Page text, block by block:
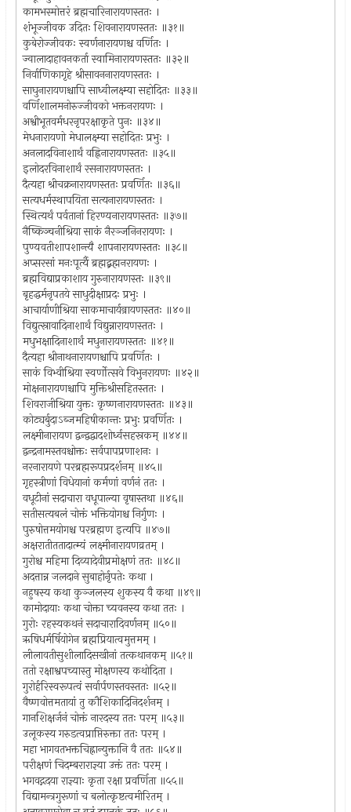
कामभस्मोत्तरं ब्रह्मचारिनारायणस्ततः ।
शंभूज्जीवक उदितः शिवनारायणस्ततः ॥३१॥
कुबेरोज्जीवकः स्वर्णनारायणश्च वर्णितः ।
ज्वालादाहावनकर्ता स्वामिनारायणस्ततः ॥३२॥
निर्वाणिकागृहे श्रीसावननारायणस्ततः ।
साघुनारायणश्चापि साध्वीलक्ष्म्या सहोदितः ॥३३॥
वर्णिशालमनोरुज्जीवको भक्तनरायणः ।
अश्वीभूतवर्मधरनृपरक्षाकृते पुनः ॥३४॥
मेधनारायणो मेधालक्ष्म्या सहोदितः प्रभुः ।
अनलादविनाशार्थं वह्निनारायणस्ततः ॥३५॥
इलोदरविनाशार्थं रसनारायणस्ततः ।
दैत्यहा श्रीचक्रनारायणस्ततः प्रवर्णितः ॥३६॥
सत्यधर्मस्थापयिता सत्यनारायणस्ततः ।
स्थित्यर्थं पर्वतानां हिरण्यनारायणस्ततः ॥३७॥
नैष्किञ्चनीश्रिया साकं नैरञ्जनिनरायणः ।
पुण्यवतीशापशान्त्यै शापनारायणस्ततः ॥३८॥
अप्सरसां मनःपूर्त्यै ब्रह्मद्ब्रह्मनरायणः ।
ब्रह्मविद्याप्रकाशाय गुरुनारायणस्तः ॥३९॥
बृहद्धर्मनृपतये साधुदीक्षाप्रदः प्रभुः ।
आचार्याणीश्रिया साकमाचार्यन्रायणस्ततः ॥४०॥
विद्युत्स्रावादिनाशार्थं विद्युन्नारायणस्ततः ।
मधुभक्षादिनाशार्थं मधुनारायणस्ततः ॥४१॥
दैत्यहा श्रीनाथनारायणश्चापि प्रवर्णितः ।
साकं विभ्वीश्रिया स्वर्णोत्सवे विभुनरायणः ॥४२॥
मोक्षनारायणश्चापि मुक्तिश्रीसहितस्ततः ।
शिवराजीश्रिया युक्तः कृष्णनारायणस्ततः ॥४३॥
कोट्यर्बुदाऽब्जमहिषीकान्तः प्रभुः प्रवर्णितः ।
लक्ष्मीनारायण द्वन्द्वद्वादशोर्ध्वसहस्रकम् ॥४४॥
द्वन्द्रनामस्तवश्चोक्तः सर्वपापप्रणाशनः ।
नरनारायणे परब्रह्मरूपप्रदर्शनम् ॥४५॥
गृहस्त्रीणां विधेयानां कर्मणां वर्णनं ततः ।
वधूटीनां सदाचारा वधूपाल्या वृषास्तथा ॥४६॥
सतीसत्यबलं चोक्तं भक्तियोगश्च निर्गुणः ।
पुरुषोत्तमयोगश्च परब्रह्मण इत्यपि ॥४७॥
अक्षरातीततादात्म्यं लक्ष्मीनारायणव्रतम् ।
गुरोश्च महिमा दिव्यादेवीप्रमोक्षणं ततः ॥४८॥
अदत्तान्न जलदाने सुबाहोर्नृपतेः कथा ।
नहुषस्य कथा कुञ्जलस्य शुकस्य वै कथा ॥४९॥
कामोदायाः कथा चोक्ता च्यवनस्य कथा ततः ।
गुरोः रहस्यकथनं सदाचारादिवर्णनम् ॥५०॥
ऋषिधर्मर्षियोगेन ब्रह्मप्रियात्वमुत्तमम् ।
लीलावतीसुशीलादिसखीनां तत्कथानकम् ॥५१॥
ततो रक्षाश्वपच्यास्तु मोक्षणस्य कथोदिता ।
गुरोर्हरिस्वरूपत्वं सर्वार्पणस्तवस्ततः ॥५२॥
वैष्णवोत्तमतायां तु कौशिकादिनिदर्शनम् ।
गानशिक्षर्जनं चोक्तं नारदस्य ततः परम् ॥५३॥
उलूकस्य गरुडत्वप्राप्तिरुक्ता ततः परम् ।
महा भागवतभक्तचिह्नान्युक्तानि वै ततः ॥५४॥
परीक्षणं चिदम्बराराज्ञ्या उक्तं ततः परम् ।
भगवद्गदया राज्ञ्याः कृता रक्षा प्रवर्णिता ॥५५॥
विद्यामन्त्रगुरूणां च बलोत्कृष्टत्वमीरितम् ।